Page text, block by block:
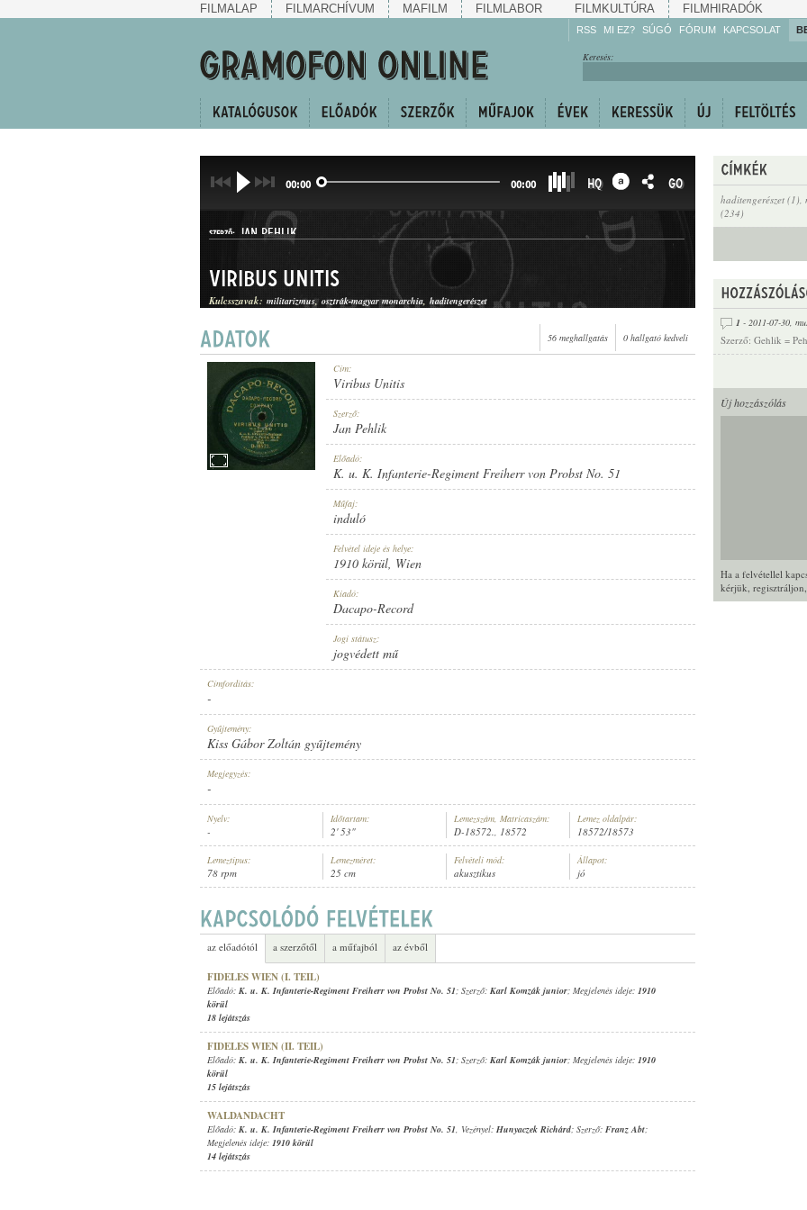
FILMALAP FILMARCHÍVUM MAFILM FILMLABOR FILMKULTÚRA FILMHIRADÓK
RSS MI EZ? SÚGÓ
Gyarapítsa!
FÓRUM KAPCSOLAT
Keresés:
haditengerészet (1),
(234)
1 - 2011-07-30,
Szerző: Gehlik =
Új hozzászólás
Ha a felvétellel
kérjük, regisztráljon
00:00 00:00 HQ GO
K. U. K. INFANTERIE-REGIMENT FREIHERR VON PROBST NO. 51
SZERZŐ: JAN PEHLIK
INDULÓ
LEMEZSZÁM:
Viribus Unitis
Kulcsszavak: militarizmus osztrák-magyar monarchia haditengerészet
56 meghallgatás 0 hallgató kedveli
Cím:
Viribus Unitis
Szerző:
Jan Pehlik
Előadó:
K. u. K. Infanterie-Regiment Freiherr von Probst No. 51
Műfaj:
induló
Felvétel ideje és helye:
1910 körül, Wien
Kiadó:
Dacapo-Record
Jogi státusz:
jogvédett mű
Címfordítás:
-
Gyűjtemény:
Kiss Gábor Zoltán gyűjtemény
Megjegyzés:
-
Nyelv:
-
Időtartam:
2' 53"
Lemezszám, Matricaszám:
D-18572., 18572
Lemez oldalpár:
18572/18573
Lemeztípus:
78 rpm
Lemezméret:
25 cm
Felvételi mód:
akusztikus
Állapot:
jó
az előadótól a szerzőtől a műfajból az évből
FIDELES WIEN (I. TEIL)
Előadó: K. u. K. Infanterie-Regiment Freiherr von Probst No. 51; Szerző: Karl Komzák junior; Megjelenés ideje: 1910
körül
18 lejátszás
FIDELES WIEN (II. TEIL)
Előadó: K. u. K. Infanterie-Regiment Freiherr von Probst No. 51; Szerző: Karl Komzák junior; Megjelenés ideje: 1910
körül
15 lejátszás
WALDANDACHT
Előadó: K. u. K. Infanterie-Regiment Freiherr von Probst No. 51, Vezényel: Hunyaczek Richárd; Szerző: Franz Abt;
Megjelenés ideje: 1910 körül
14 lejátszás